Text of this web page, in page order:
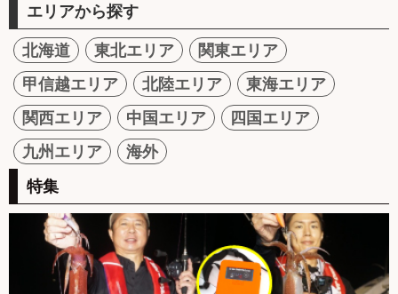
エリアから探す
北海道 東北エリア
関東エリア
甲信越エリア
北陸エリア
東海エリア
関西エリア
中国エリア
四国エリア
九州エリア
海外
特集